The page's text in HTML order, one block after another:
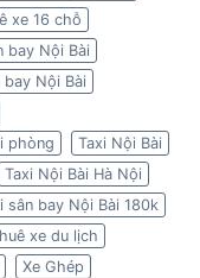
xe 16 chỗ
bay Nội Bài
Nội Bài
phòng
Taxi Nội Bài
Taxi Nội Bài Hà Nội
sân bay Nội Bài 180k
xe du lịch
Xe Ghép